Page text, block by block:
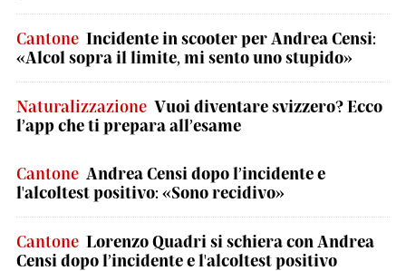
Cantone Incidente in scooter per Andrea Censi:
«Alcol sopra il limite, mi sento uno stupido»
Naturalizzazione Vuoi diventare svizzero? Ecco
l’app che ti prepara all’esame
Cantone Andrea Censi dopo l’incidente e
l'alcoltest positivo: «Sono recidivo»
Cantone Lorenzo Quadri si schiera con Andrea
Censi dopo l’incidente e l'alcoltest positivo